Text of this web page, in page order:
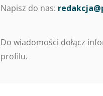
Napisz do nas:
Do wiadomości dołącz
profilu.